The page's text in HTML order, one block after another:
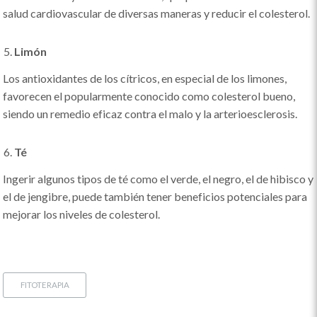
salud cardiovascular de diversas maneras y reducir el colesterol.
Limón
Los antioxidantes de los cítricos, en especial de los limones,
favorecen el popularmente conocido como colesterol bueno,
siendo un remedio eficaz contra el malo y la arterioesclerosis.
Té
Ingerir algunos tipos de té como el verde, el negro, el de hibisco y
el de jengibre, puede también tener beneficios potenciales para
mejorar los niveles de colesterol.
FITOTERAPIA